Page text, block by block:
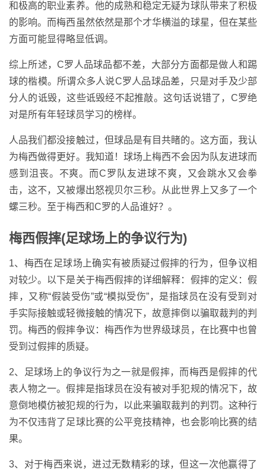
和极高的职业素养。他的成熟和稳定无疑为球队带来了积极
的影响。而梅西虽然依然是那个才华横溢的球星，但在某些
方面可能显得略显低调。
综上所述，C罗人品球品都不差，大部分方面都是做人和踢
球的楷模。所谓众多人说C罗人品球品差，只是对手及少部
分人的诋毁，这些诋毁经不起推敲。这句话说错了，C罗绝
对是所有年轻球员学习的榜样。
人品我们都没接触过，但球品是有目共睹的。这方面，我认
为梅西做得更好。我知道！球场上梅西不会因为队友进球而
感到沮丧。不爽。而C罗队友进球不爽，又会跳水又会拳
击，这不，又被爆出怒视贝尔三秒。从此世界上又多了一个
螺三秒。至于梅西和C罗的人品谁好？。
梅西假摔(足球场上的争议行为)
1、梅西在足球场上确实有被质疑过假摔的行为，但争议相
对较少。以下是关于梅西假摔的详细解释：假摔的定义：假
摔，又称“假装受伤”或“模拟受伤”，是指球员在没有受到对
手实际接触或轻微接触的情况下，故意摔倒以骗取裁判的判
罚。梅西的假摔争议：梅西作为世界级球员，在比赛中也曾
受到过假摔的质疑。
2、足球场上的争议行为之一就是假摔，而梅西是假摔的代
表人物之一。假摔是指球员在没有被对手犯规的情况下，故
意倒地模仿被犯规的行为，以此来骗取裁判的判罚。这种行
为不仅违背了足球比赛的公平竞技精神，也会影响比赛的结
果。
3、对于梅西来说，进过无数精彩的球，但这一次他赢得了